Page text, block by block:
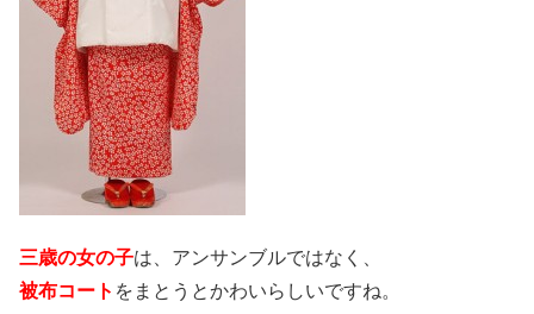
三歳の女の子は、アンサンブルではなく、
被布コート をまとうとかわいらしいですね。